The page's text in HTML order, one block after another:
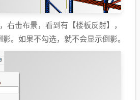
右击布景，看到有【楼板反射】，
。如果不勾选，就不会显示倒影。